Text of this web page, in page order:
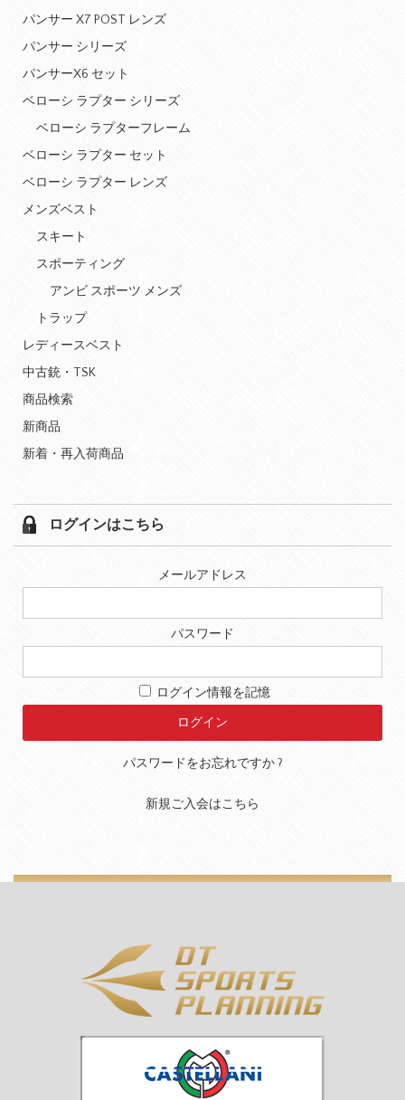
パンサー X7 POST レンズ
パンサー シリーズ
パンサーX6 セット
ベローシ ラプター シリーズ
ベローシ ラプターフレーム
ベローシ ラプター セット
ベローシ ラプター レンズ
メンズベスト
スキート
スポーティング
アンビ スポーツ メンズ
トラップ
レディースベスト
中古銃・TSK
商品検索
新商品
新着・再入荷商品
ログインはこちら
メールアドレス
パスワード
ログイン情報を記憶
パスワードをお忘れですか ?
新規ご入会はこちら